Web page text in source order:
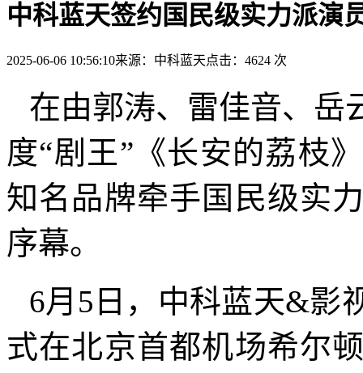
中科蓝天签约国民级实力派演
2025-06-06 10:56:10来源：中科蓝天点击：4624 次
在由郭涛、雷佳音、岳
度“剧王”《长安的荔枝
知名品牌牵手国民级实
序幕。
6月 5 日，中科蓝天&影
式在北京首都机场希尔